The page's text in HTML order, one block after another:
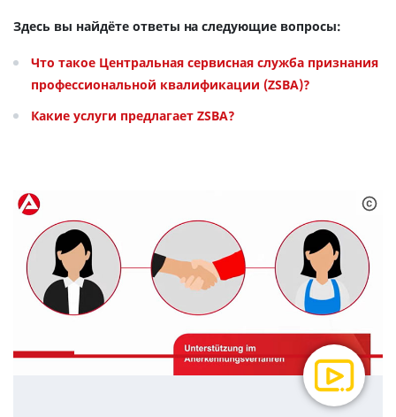
Здесь вы найдёте ответы на следующие вопросы:
Что такое Центральная сервисная служба признания
профессиональной квалификации (ZSBA)?
Какие услуги предлагает ZSBA?